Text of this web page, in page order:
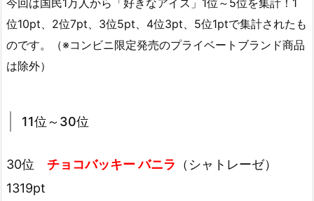
今回は国民1万人から「好きなアイス」1位～5位を集計！1
位10pt、2位7pt、3位5pt、4位3pt、5位1ptで集計されたも
のです。（※コンビニ限定発売のプライベートブランド商品
は除外）
11位～30位
30位 チョコバッキー バニラ （シャトレーゼ）
1319pt